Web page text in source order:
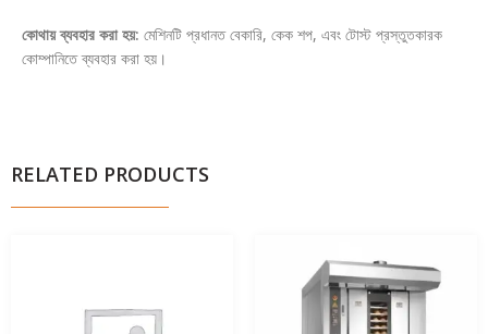
কোথায় ব্যবহার করা হয়: মেশিনটি প্রধানত বেকারি, কেক শপ, এবং টোস্ট প্রস্তুতকারক
কোম্পানিতে ব্যবহার করা হয়।
RELATED PRODUCTS